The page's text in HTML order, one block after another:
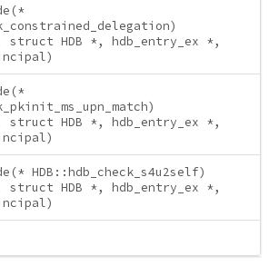
struct HDB *, hdb_entry_ex *,
struct HDB *, hdb_entry_ex *,
HDB::hdb_check_s4u2self)
struct HDB *, hdb_entry_ex *,